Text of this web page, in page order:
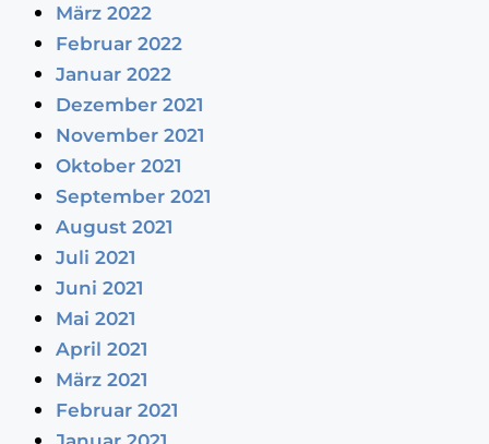
März 2022
Februar 2022
Januar 2022
Dezember 2021
November 2021
Oktober 2021
September 2021
August 2021
Juli 2021
Juni 2021
Mai 2021
April 2021
März 2021
Februar 2021